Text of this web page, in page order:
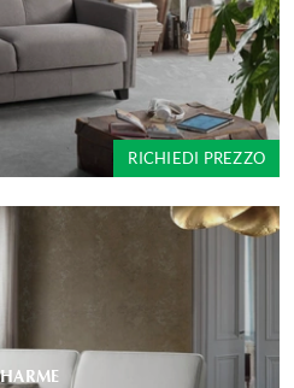
RICHIEDI PREZZO